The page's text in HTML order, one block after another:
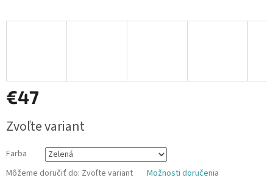
€47
cena:
Zvoľte variant
Farba
Môžeme doručiť do: Zvoľte variant Možnosti doručenia